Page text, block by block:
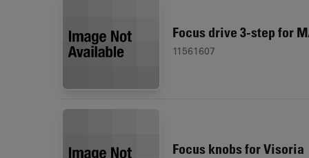
Focus drive 3-step for
11561607
Focus knobs for Visoria